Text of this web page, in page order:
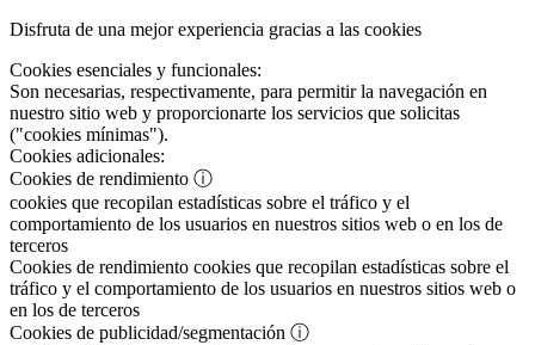
Disfruta de una mejor experiencia gracias a las cookies
Cookies esenciales y funcionales:
Son necesarias, respectivamente, para permitir la navegación en
nuestro sitio web y proporcionarte los servicios que solicitas
("cookies mínimas").
Cookies adicionales:
Cookies de rendimiento ⓘ
cookies que recopilan estadísticas sobre el tráfico y el
comportamiento de los usuarios en nuestros sitios web o en los de
terceros
Cookies de rendimiento cookies que recopilan estadísticas sobre el
tráfico y el comportamiento de los usuarios en nuestros sitios web o
en los de terceros
Cookies de publicidad/segmentación ⓘ